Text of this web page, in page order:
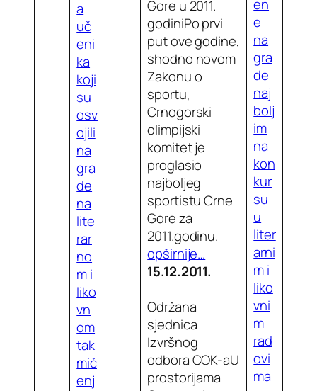
a
uč
eni
ka
koji
su
osv
ojili
na
gra
de
na
lite
rar
no
m i
liko
vn
om
tak
mič
enj
Gore u 2011.
godiniPo prvi
put ove godine,
shodno novom
Zakonu o
sportu,
Crnogorski
olimpijski
komitet je
proglasio
najboljeg
sportistu Crne
Gore za
2011.godinu.
opširnije…
15.12.2011.
Održana
sjednica
Izvršnog
odbora COK-aU
prostorijama
en
e
na
gra
de
naj
bolj
im
na
kon
kur
su
u
liter
arni
m i
liko
vni
m
rad
ovi
ma